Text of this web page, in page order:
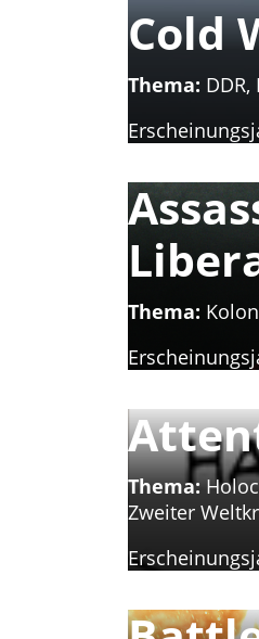
Cold
Thema:
Thema:
Thema:
Zweiter